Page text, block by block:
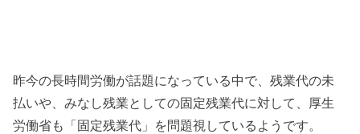
昨今の長時間労働が話題になっている中で、残業代の未
払いや、みなし残業としての固定残業代に対して、厚生
労働省も「固定残業代」を問題視しているようです。